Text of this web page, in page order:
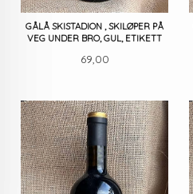
GÅLÅ SKISTADION , SKILØPER PÅ
VEG UNDER BRO, GUL, ETIKETT
Pris
69,00